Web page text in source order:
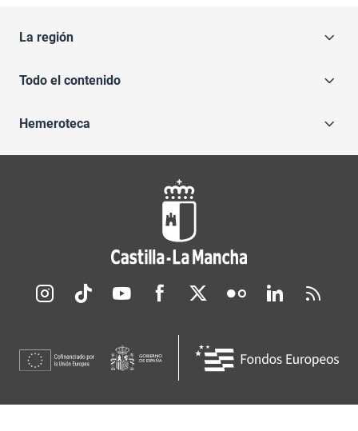
La región
Todo el contenido
Hemeroteca
Redes sociales JCCM